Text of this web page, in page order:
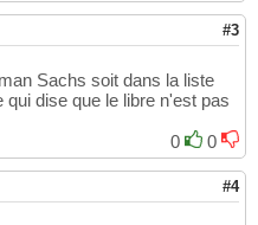
#3
Sachs soit dans la liste
dise que le libre n'est pas
0
0
#4